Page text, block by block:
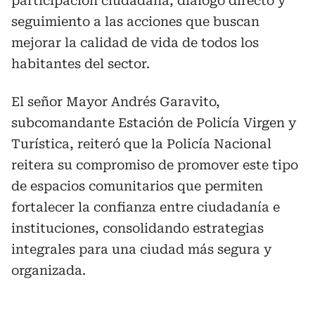
seguimiento a las acciones que buscan
mejorar la calidad de vida de todos los
habitantes del sector.
El señor Mayor Andrés Garavito,
subcomandante Estación de Policía Virgen y
Turística, reiteró que la Policía Nacional
reitera su compromiso de promover este tipo
de espacios comunitarios que permiten
fortalecer la confianza entre ciudadanía e
instituciones, consolidando estrategias
integrales para una ciudad más segura y
organizada.